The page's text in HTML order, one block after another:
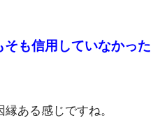
も信用していなかった
ある感じですね。